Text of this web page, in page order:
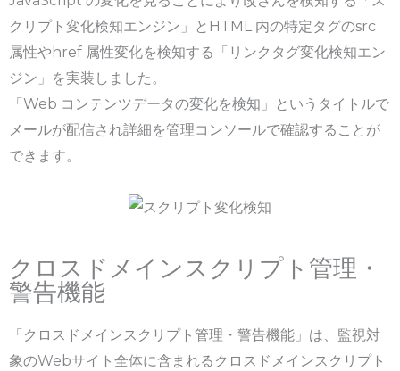
クリプト変化検知エンジン」とHTML 内の特定タグのsrc
属性やhref 属性変化を検知する「リンクタグ変化検知エン
ジン」を実装しました。
「Web コンテンツデータの変化を検知」というタイトルで
メールが配信され詳細を管理コンソールで確認することが
できます。
クロスドメインスクリプト管理・
警告機能
「クロスドメインスクリプト管理・警告機能」は、監視対
象のWebサイト全体に含まれるクロスドメインスクリプト